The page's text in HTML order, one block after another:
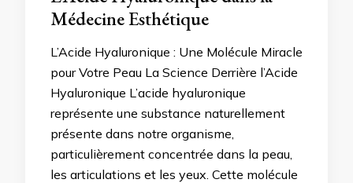
Médecine Esthétique
L’Acide Hyaluronique : Une Molécule Miracle
pour Votre Peau La Science Derrière l’Acide
Hyaluronique L’acide hyaluronique
représente une substance naturellement
présente dans notre organisme,
particulièrement concentrée dans la peau,
les articulations et les yeux. Cette molécule